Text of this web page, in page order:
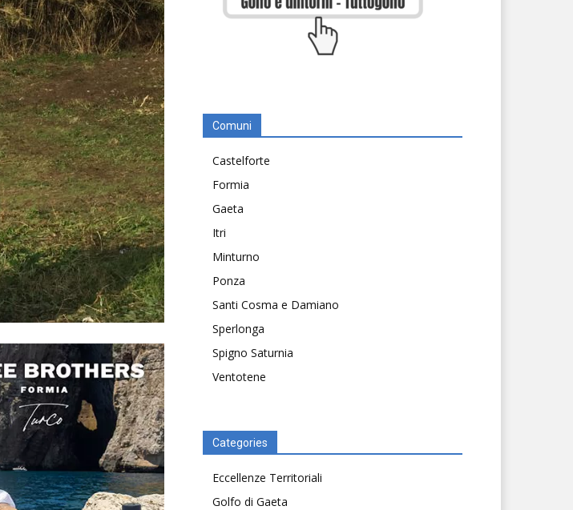
Comuni
Castelforte
Formia
Gaeta
Itri
Minturno
Ponza
Santi Cosma e Damiano
Sperlonga
Spigno Saturnia
Ventotene
Categories
Eccellenze Territoriali
Golfo di Gaeta